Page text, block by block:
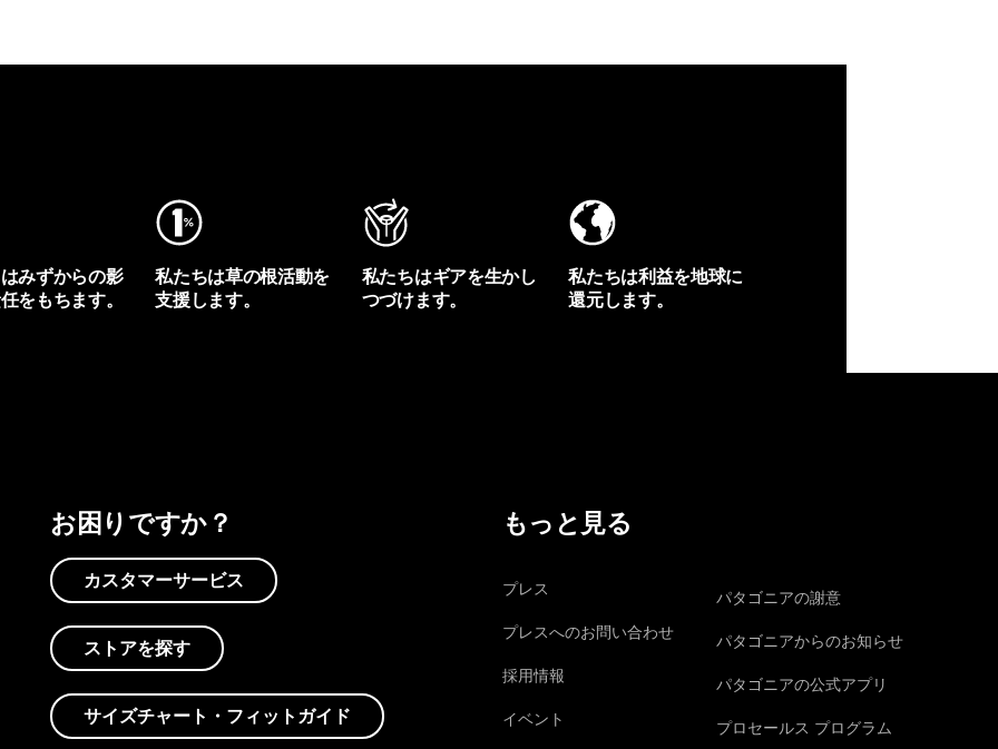
みずからの影
をもちます。
私たちは草の根活動を
支援します。
私たちはギアを生かし
つづけます。
私たちは利益を地球に
還元します。
お困りですか？
カスタマーサービス
ストアを探す
サイズチャート・フィットガイド
もっと見る
プレス
プレスへのお問い合わせ
採用情報
イベント
パタゴニアの謝意
パタゴニアからのお知らせ
パタゴニアの公式アプリ
プロセールス プログラム